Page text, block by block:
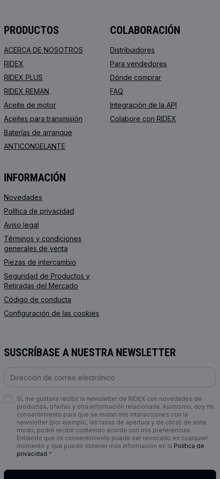
PRODUCTOS
ACERCA DE NOSOTROS
RIDEX
RIDEX PLUS
RIDEX REMAN
Aceite de motor
Aceites para transmisión
Baterías de arranque
ANTICONGELANTE
COLABORACIÓN
Distribuidores
Para vendedores
Dónde comprar
FAQ
Integración de la API
Colabore con RIDEX
INFORMACIÓN
Novedades
Política de privacidad
Aviso legal
Términos y condiciones
generales de venta
Piezas de intercambio
Seguridad de Productos y
Retiradas del Mercado
Código de conducta
Configuración de las cookies
SUSCRÍBASE A NUESTRA NEWSLETTER
Sí, me gustaría recibir la newsletter de RIDEX con novedades de
productos, ofertas y otra información relacionada. Asimismo, doy mi
consentimiento para que se midan mis interacciones con la
newsletter (por ejemplo, las tasas de apertura y de clics); de este
modo, podré recibir contenido acorde con mis preferencias.
Entiendo que mi consentimiento puede ser revocado en cualquier
momento y que puedo obtener más información en la Política de
privacidad.*